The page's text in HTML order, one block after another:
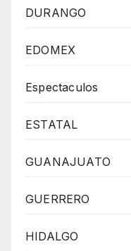
DURANGO
EDOMEX
Espectaculos
ESTATAL
GUANAJUATO
GUERRERO
HIDALGO